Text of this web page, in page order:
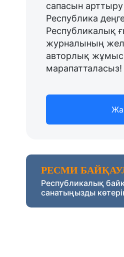
сапасын
Республика
Республикалық
журналының
авторлық
марапатталасыз!
РЕСМИ
Республикалық
санатыңызды